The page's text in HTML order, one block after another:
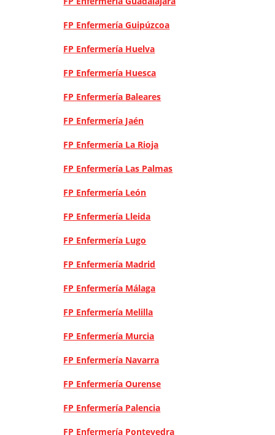
FP Enfermería Guipúzcoa
FP Enfermería Huelva
FP Enfermería Huesca
FP Enfermería Baleares
FP Enfermería Jaén
FP Enfermería La Rioja
FP Enfermería Las Palmas
FP Enfermería León
FP Enfermería Lleida
FP Enfermería Lugo
FP Enfermería Madrid
FP Enfermería Málaga
FP Enfermería Melilla
FP Enfermería Murcia
FP Enfermería Navarra
FP Enfermería Ourense
FP Enfermería Palencia
FP Enfermería Pontevedra